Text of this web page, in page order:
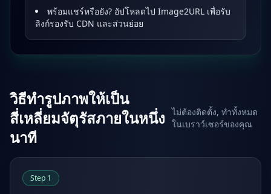
พร้อมแชร์หรือยัง? อัปโหลดไป Image2URL เพื่อรับ
ลิงก์รองรับ CDN และส่วนย่อย
วิธีทำรูปภาพให้เป็น
สี่เหลี่ยมจัตุรัสภายในหนึ่ง
นาที
ไม่ต้องติดตั้ง, ทำทั้งหมด
ในเบราว์เซอร์ของคุณ
Step 1